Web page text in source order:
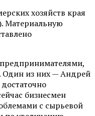
хозяйств края
Материальную
предпринимателями,
Один из них — Андрей
бизнесмен
с сырьевой